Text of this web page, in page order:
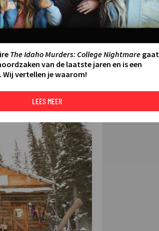
FILMS
DE
The Idaho Murders: College Nightmaregaat
van de laatste jaren en is een
vertellen je waarom!
LEES MEER